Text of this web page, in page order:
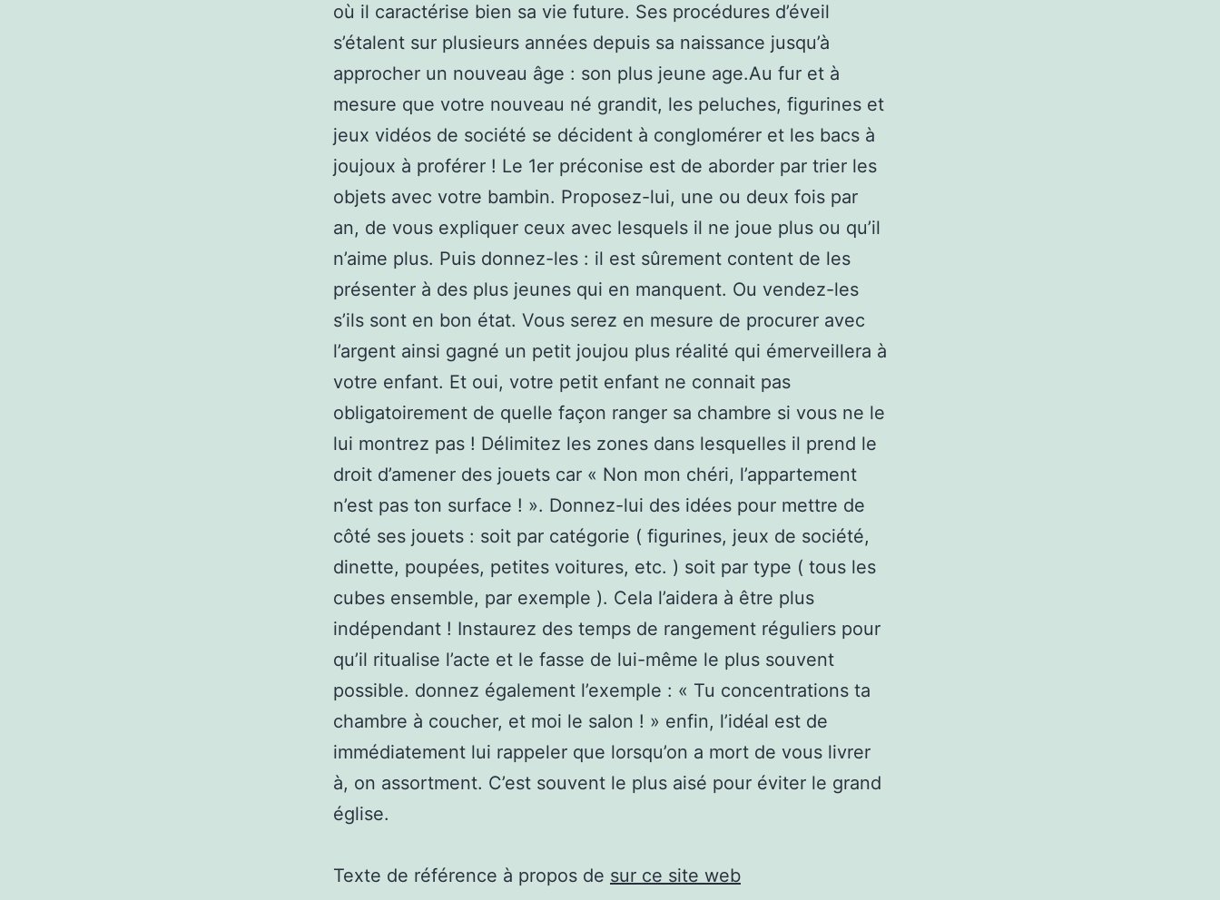
où il caractérise bien sa vie future. Ses procédures d’éveil
s’étalent sur plusieurs années depuis sa naissance jusqu’à
approcher un nouveau âge : son plus jeune age.Au fur et à
mesure que votre nouveau né grandit, les peluches, figurines et
jeux vidéos de société se décident à conglomérer et les bacs à
joujoux à proférer ! Le 1er préconise est de aborder par trier les
objets avec votre bambin. Proposez-lui, une ou deux fois par
an, de vous expliquer ceux avec lesquels il ne joue plus ou qu’il
n’aime plus. Puis donnez-les : il est sûrement content de les
présenter à des plus jeunes qui en manquent. Ou vendez-les
s’ils sont en bon état. Vous serez en mesure de procurer avec
l’argent ainsi gagné un petit joujou plus réalité qui émerveillera à
votre enfant. Et oui, votre petit enfant ne connait pas
obligatoirement de quelle façon ranger sa chambre si vous ne le
lui montrez pas ! Délimitez les zones dans lesquelles il prend le
droit d’amener des jouets car « Non mon chéri, l’appartement
n’est pas ton surface ! ». Donnez-lui des idées pour mettre de
côté ses jouets : soit par catégorie ( figurines, jeux de société,
dinette, poupées, petites voitures, etc. ) soit par type ( tous les
cubes ensemble, par exemple ). Cela l’aidera à être plus
indépendant ! Instaurez des temps de rangement réguliers pour
qu’il ritualise l’acte et le fasse de lui-même le plus souvent
possible. donnez également l’exemple : « Tu concentrations ta
chambre à coucher, et moi le salon ! » enfin, l’idéal est de
immédiatement lui rappeler que lorsqu’on a mort de vous livrer
à, on assortment. C’est souvent le plus aisé pour éviter le grand
église.
Texte de référence à propos de sur ce site web